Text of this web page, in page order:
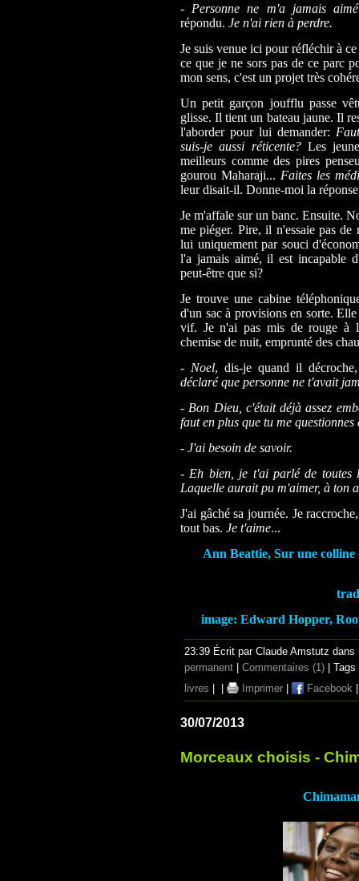
- Personne ne m'a jamais
répondu. Je n'ai rien à perdre.
Je suis venue ici pour réfléchir à
ce que je ne sors pas de ce parc
mon sens, c'est un projet très
Un petit garçon joufflu passe
glisse. Il tient un bateau jaune. Il
l'aborder pour lui demander:
suis-je aussi réticente?Les
meilleurs comme des pires
gourou Maharaji... Faites les
leur disait-il. Donne-moi la
Je m'affale sur un banc. Ensuite.
me piéger. Pire, il n'essaie pas de
lui uniquement par souci
l'a jamais aimé, il est incapable
peut-être que si?
Je trouve une cabine
d'un sac à provisions en sorte.
vif. Je n'ai pas mis de rouge à
chemise de nuit, emprunté des
- Noel, dis-je quand il
déclaré que personne ne t'avait
- Bon Dieu, c'était déjà assez
faut en plus que tu me questionnes
- J'ai besoin de savoir.
- Eh bien, je t'ai parlé de toutes
Laquelle aurait pu m'aimer, à ton
J'ai gâché sa journée. Je
tout bas. Je t'aime...
Ann Beattie, Sur une
image: Edward Hopper,
23:39 Écrit par Claude Amstutz dans
permanent | Commentaires (1) |
livres | | Imprimer | Facebook
30/07/2013
Morceaux choisis -